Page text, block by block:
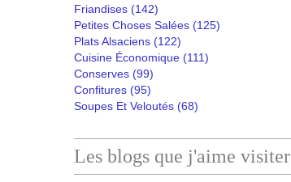
Friandises (142)
Petites Choses Salées (125)
Plats Alsaciens (122)
Cuisine Économique (111)
Conserves (99)
Confitures (95)
Soupes Et Veloutés (68)
Les blogs que j'aime visiter